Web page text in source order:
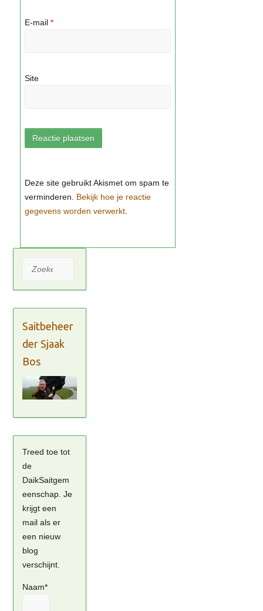
E-mail *
Site
Bekijk hoe je reactie
gegevens worden verwerkt
Zoeken
Saitbeheer
der Sjaak
Bos
Treed toe tot
de
DaikSaitgem
eenschap. Je
krijgt een
mail als er
een nieuw
blog
verschijnt.
Naam*